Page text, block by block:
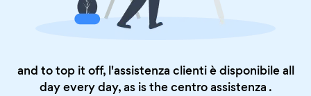
and to top it off, l'assistenza clienti è disponibile all
day every day, as is thecentro assistenza .